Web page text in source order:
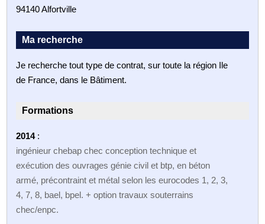
94140 Alfortville
Ma recherche
Je recherche tout type de contrat, sur toute la région Ile
de France, dans le Bâtiment.
Formations
2014:
ingénieur chebap chec conception technique et
exécution des ouvrages génie civil et btp, en béton
armé, précontraint et métal selon les eurocodes 1, 2, 3,
4, 7, 8, bael, bpel. + option travaux souterrains
chec/enpc.